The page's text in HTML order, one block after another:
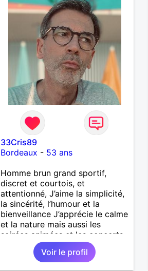
33Cris89
Bordeaux - 53 ans
Homme brun grand sportif,
discret et courtois, et
attentionné, J’aime la simplicité,
la sincérité, l’humour et la
bienveillance J’apprécie le calme
et la nature mais aussi les
soirées animées et les concerts
Ici pour une rencontre basée sur
ces valeur et pour partager de
bons moments dans le respect
Voir le profil